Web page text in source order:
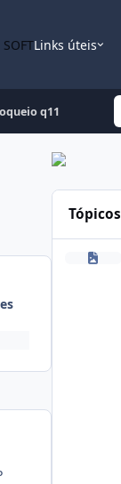
Links úteis
q11
Tópicos